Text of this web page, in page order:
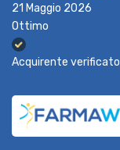
21 Maggio 2026
Ottimo
Acquirente verificato